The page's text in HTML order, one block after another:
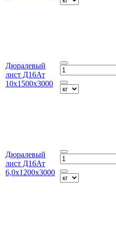
Дюралевый
лист Д16Ат
10х1500х3000
Дюралевый
лист Д16Ат
6,0х1200х3000